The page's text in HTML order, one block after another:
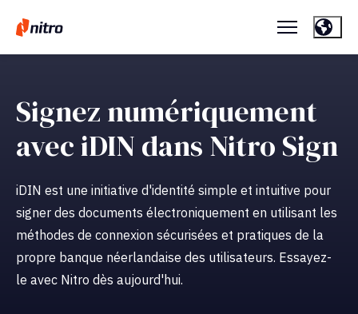
Signez numériquement
avec iDIN dans Nitro Sign
iDIN est une initiative d'identité simple et intuitive pour
signer des documents électroniquement en utilisant les
méthodes de connexion sécurisées et pratiques de la
propre banque néerlandaise des utilisateurs. Essayez-
le avec Nitro dès aujourd'hui.